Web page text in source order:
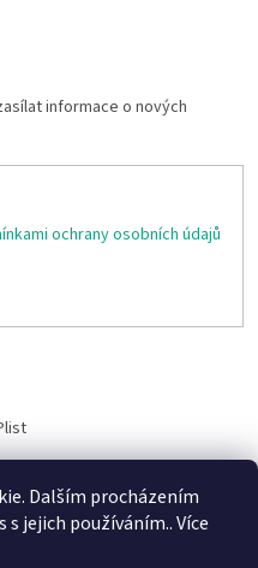
Dalším procházením
jejich používáním.. Více
informace o nových
ochrany osobních údajů
Cedule-Cedulky.cz